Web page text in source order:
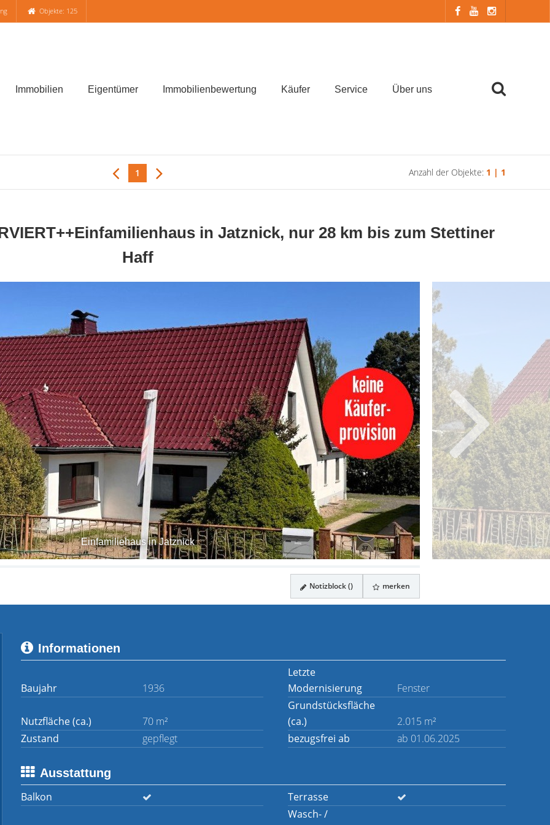
Objekte: 125
Immobilien Eigentümer Immobilienbewertung Käufer Service Über uns
1 Anzahl der Objekte: 1 | 1
in Jatznick, nur 28 km bis zum Stettiner
Haff
Einfamiliehaus in Jatznick
Notizblock () merken
Informationen
Baujahr 1936
Letzte
Modernisierung
Fenster
Nutzfläche (ca.) 70 m²
Grundstücksfläche
(ca.)
2.015 m²
Zustand
gepflegt bezugsfrei ab ab 01.06.2025
Ausstattung
Balkon
Terrasse
Wasch- /